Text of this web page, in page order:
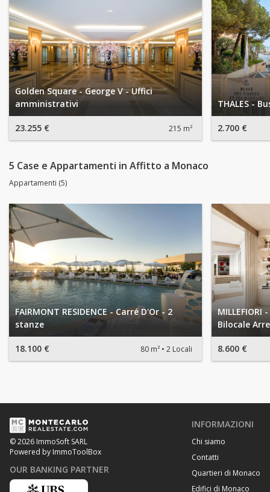
Golden Square - George V - Uffici
amministrativi
23.255 € 215 m²
THALES -
2.700 €
5 Case e Appartamenti in Affitto a Monaco
Appartamenti (5)
FAIRMONT RESIDENCE - Carré D'Or - 2
stanze
18.100 € 80 m² 2 Locali
Bilocale
8.600 €
© 2026 ImmoSoft SARL
Powered by ImmoToolBox
OUR BANKING PARTNER
INFORMAZIONI
Chi siamo
Contatti
Quartieri di Monaco
Edifici di Monaco